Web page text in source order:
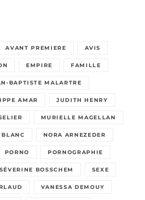
AVANT PREMIERE AVIS
EMPIRE FAMILLE
BAPTISTE MALARTRE
AMAR JUDITH HENRY
MURIELLE MAGELLAN
NORA ARNEZEDER
PORNO PORNOGRAPHIE
SÉVERINE BOSSCHEM SEXE
VANESSA DEMOUY